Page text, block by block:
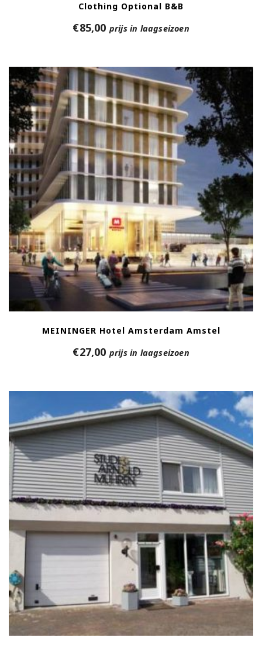
Clothing Optional B&B
€85,00 prijs in laagseizoen
MEININGER Hotel Amsterdam Amstel
€27,00 prijs in laagseizoen